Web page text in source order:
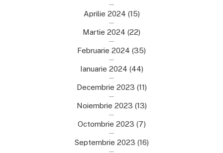
Aprilie 2024 (15)
Martie 2024 (22)
Februarie 2024 (35)
Ianuarie 2024 (44)
Decembrie 2023 (11)
Noiembrie 2023 (13)
Octombrie 2023 (7)
Septembrie 2023 (16)